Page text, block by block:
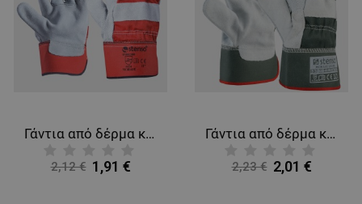
Γάντια από δέρμα και ύφασμα MOHAVE
2,12 € 1,91 €
Γάντια από δέρμα και ύφασμα MOHAVE GREEN
2,23 € 2,01 €